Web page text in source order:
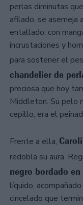
perlas diminutas
afilado, se asemeja
entallado, con
incrustaciones y
para sostener el
chandelier de
preciosa que hoy
Middleton. Su pelo
cepillo, era el
Frente a ella,
redobla su aura.
negro bordado en
líquido,
cincelado que